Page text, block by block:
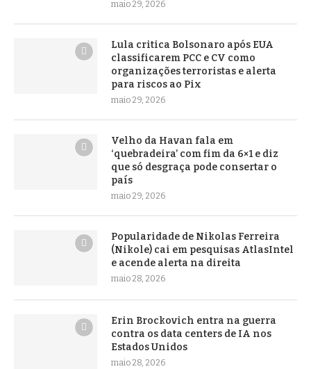
maio 29, 2026
Lula critica Bolsonaro após EUA
classificarem PCC e CV como
organizações terroristas e alerta
para riscos ao Pix
maio 29, 2026
Velho da Havan fala em
‘quebradeira’ com fim da 6×1 e diz
que só desgraça pode consertar o
país
maio 29, 2026
Popularidade de Nikolas Ferreira
(Nikole) cai em pesquisas AtlasIntel
e acende alerta na direita
maio 28, 2026
Erin Brockovich entra na guerra
contra os data centers de IA nos
Estados Unidos
maio 28, 2026